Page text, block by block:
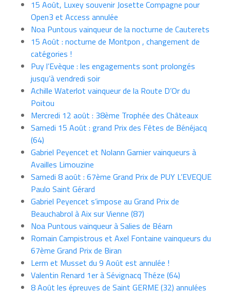
15 Août, Luxey souvenir Josette Compagne pour
Open3 et Access annulée
Noa Puntous vainqueur de la nocturne de Cauterets
15 Août : nocturne de Montpon , changement de
catégories !
Puy l’Evèque : les engagements sont prolongés
jusqu’à vendredi soir
Achille Waterlot vainqueur de la Route D’Or du
Poitou
Mercredi 12 août : 38ème Trophée des Châteaux
Samedi 15 Août : grand Prix des Fêtes de Bénéjacq
(64)
Gabriel Peyencet et Nolann Garnier vainqueurs à
Availles Limouzine
Samedi 8 août : 67ème Grand Prix de PUY L’EVEQUE
Paulo Saint Gérard
Gabriel Peyencet s’impose au Grand Prix de
Beauchabrol à Aix sur Vienne (87)
Noa Puntous vainqueur à Salies de Béarn
Romain Campistrous et Axel Fontaine vainqueurs du
67ème Grand Prix de Biran
Lerm et Musset du 9 Août est annulée !
Valentin Renard 1er à Sévignacq Théze (64)
8 Août les épreuves de Saint GERME (32) annulées